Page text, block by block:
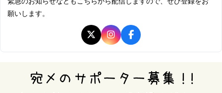
願いします。